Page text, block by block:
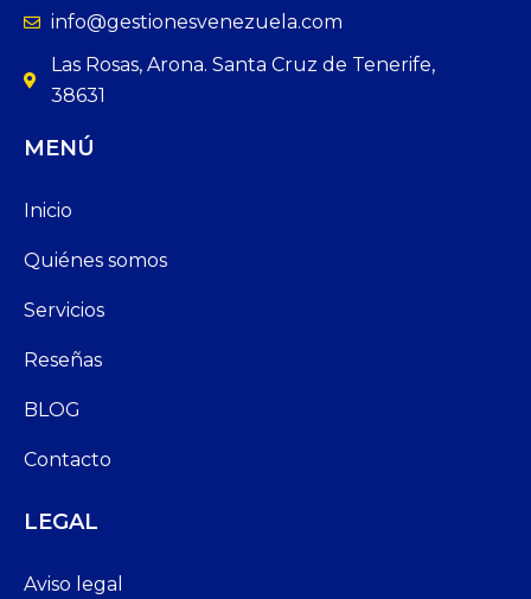
info@gestionesvenezuela.com
Las Rosas, Arona. Santa Cruz de Tenerife,
38631
MENÚ
Inicio
Quiénes somos
Servicios
Reseñas
BLOG
Contacto
LEGAL
Aviso legal